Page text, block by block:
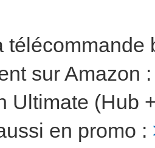
sur Amazon
Ultimate (Hub
en promo :